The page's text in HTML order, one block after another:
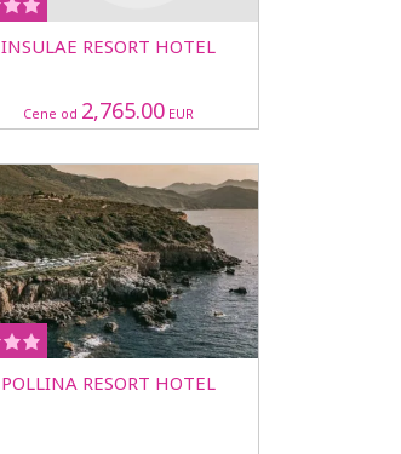
INSULAE RESORT HOTEL
Cene od 2,765.00EUR
POLLINA RESORT HOTEL